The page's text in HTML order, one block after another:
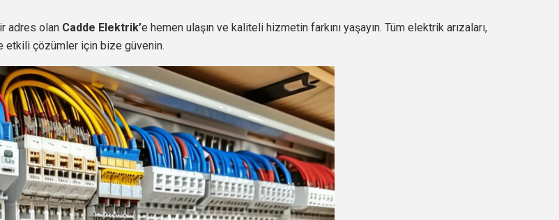
adres olan Cadde Elektrik’e hemen ulaşın ve kaliteli hizmetin farkını yaşayın. Tüm elektrik arızaları,
etkili çözümler için bize güvenin.